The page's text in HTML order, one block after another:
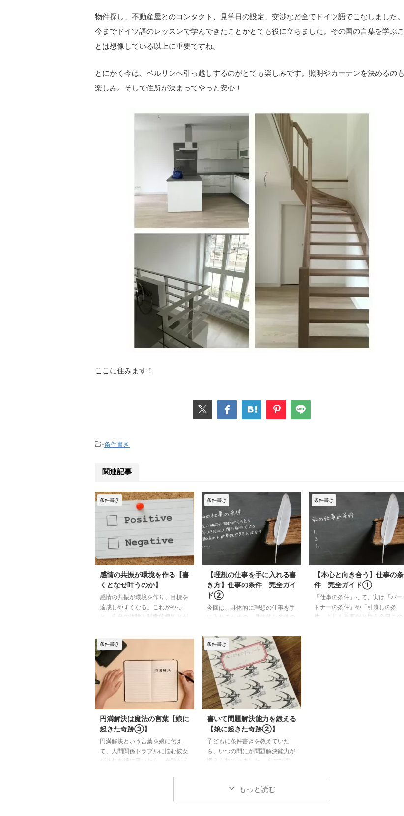
物件探し、不動産屋とのコンタクト、見学日の設定、交渉など全てドイツ語でこなしました。
今までドイツ語のレッスンで学んできたことがとても役に立ちました。その国の言葉を学ぶこ
とは想像している以上に重要ですね。
とにかく今は、ベルリンへ引っ越しするのがとても楽しみです。照明やカーテンを決めるのも
楽しみ。そして住所が決まってやっと安心！
ここに住みます！
-条件書き
関連記事
条件書き
感情の共振が環境を作る【書
くとなぜ叶うのか】
感情の共振が環境を作り、目標を
達成しやすくなる。これがやっ
と、自分の体験と科学的根拠とが
す。 私は条件書きについて、自
分の経験を含めた記事をいくつか
書いており、書いて叶えたいのな
ら「愚痴を聞くな・言うな、人を
ゆるせ」と偉そうに言っておりま
す。 これは経験からして絶対だ
と思ったから書いたのですが、理
由を説明する際に、どちらかとい
うと心理学寄りで話していたんで
すね。 ですが、科学（自然科
学）の方もとても面白くて。学者
ってすごいですよね、めちゃくち
条件書き
【理想の仕事を手に入れる書
き方】仕事の条件 完全ガイ
ド②
今回は、具体的に理想の仕事を手
に入れるための、具体的な条件の
の辺は得意分野ですし、体験談も
多く寄せられているので、文字に
起こすのがとても楽しい作業でし
た。 さて、前回の【仕事の条件
① 本心と向き合う】では、以下
の点について書きました。 前回
のポイント 本心と向き合って仕
事の条件を書く 感情をリンクさ
せる おさらいしたところで、具
体的な書き方に進みましょう。
目次から「まとめ」に飛ぶと、要
点が一目でわかるようになってい
ます。 理想の仕事への第一歩 最
条件書き
【本心と向き合う】仕事の条
件 完全ガイド①
「仕事の条件」って、実は「パー
トナーの条件」や「引越しの条
件」よりも重要だと思う今日この
条件書き
円満解決は魔法の言葉【娘に
起きた奇跡③】
円満解決という言葉を娘に伝え
て、人間関係トラブルに悩む彼女
がそれを紙に書いたら、奇跡が起
解決したい時、何かを叶えたい
条件書き
書いて問題解決能力を鍛える
【娘に起きた奇跡②】
子どもに条件書きを教えていた
ら、いつの間にか問題解決能力が
鍛えられていました。 自力で問
ゴールは子供の自立ですから、こ
れはやってよかったなぁと思った
もっと読む